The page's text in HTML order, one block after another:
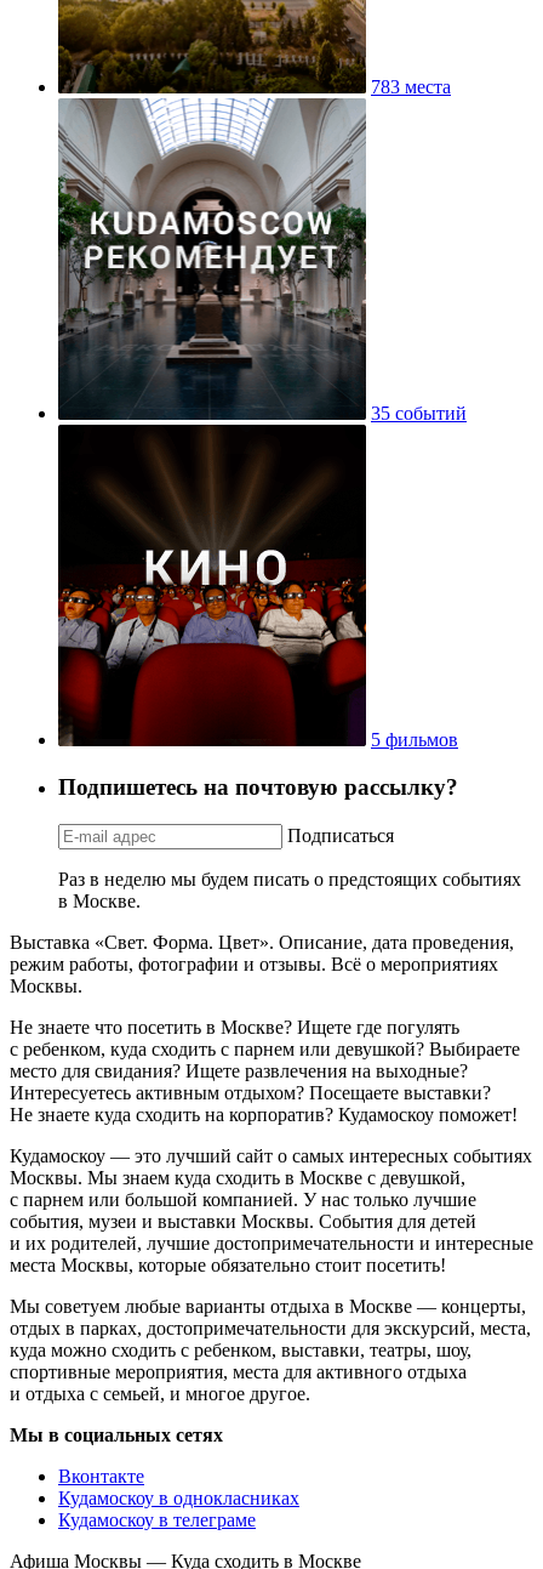
783 места
35 событий
5 фильмов
Подпишетесь на почтовую рассылку?
Подписаться
Раз в неделю мы будем писать о предстоящих событиях
в Москве.
Выставка «Свет. Форма. Цвет». Описание, дата проведения,
режим работы, фотографии и отзывы. Всё о мероприятиях
Москвы.
Не знаете что посетить в Москве? Ищете где погулять
с ребенком, куда сходить с парнем или девушкой? Выбираете
место для свидания? Ищете развлечения на выходные?
Интересуетесь активным отдыхом? Посещаете выставки?
Не знаете куда сходить на корпоратив? Кудамоскоу поможет!
Кудамоскоу — это лучший сайт о самых интересных событиях
Москвы. Мы знаем куда сходить в Москве с девушкой,
с парнем или большой компанией. У нас только лучшие
события, музеи и выставки Москвы. События для детей
и их родителей, лучшие достопримечательности и интересные
места Москвы, которые обязательно стоит посетить!
Мы советуем любые варианты отдыха в Москве — концерты,
отдых в парках, достопримечательности для экскурсий, места,
куда можно сходить с ребенком, выставки, театры, шоу,
спортивные мероприятия, места для активного отдыха
и отдыха с семьей, и многое другое.
Мы в социальных сетях
Вконтакте
Кудамоскоу в однокласниках
Кудамоскоу в телеграме
Афиша Москвы — Куда сходить в Москве